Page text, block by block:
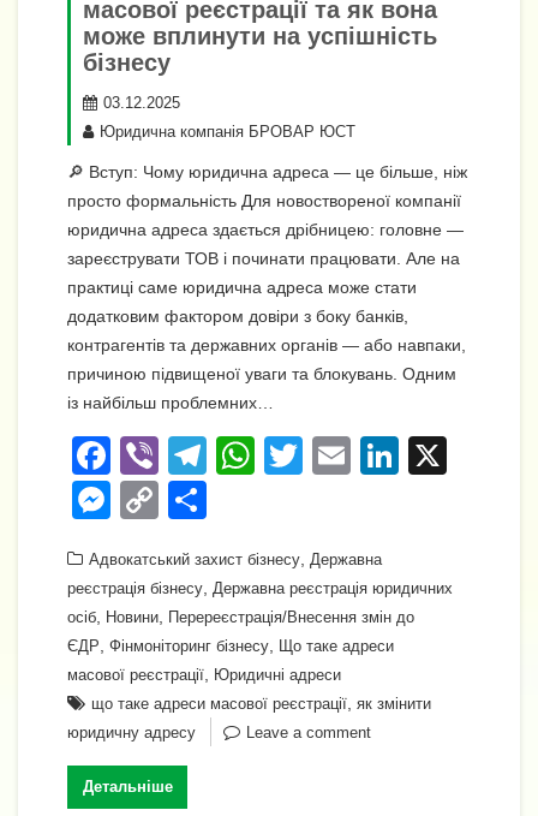
масової реєстрації та як вона
може вплинути на успішність
бізнесу
03.12.2025
Юридична компанія БРОВАР ЮСТ
🔎 Вступ: Чому юридична адреса — це більше, ніж
просто формальність Для новоствореної компанії
юридична адреса здається дрібницею: головне —
зареєструвати ТОВ і починати працювати. Але на
практиці саме юридична адреса може стати
додатковим фактором довіри з боку банків,
контрагентів та державних органів — або навпаки,
причиною підвищеної уваги та блокувань. Одним
із найбільш проблемних…
F
a
c
e
b
o
o
k
Vi
b
er
T
gr
a
m
W
s
A
p
p
T
er
E
Li
dI
M
ss
e
n
g
er
C
p
y
Li
n
k
ді
л
и
т
и
Адвокатський захист бізнесу, Державна
реєстрація бізнесу, Державна реєстрація юридичних
осіб, Новини, Перереєстрація/Внесення змін до
ЄДР, Фінмоніторинг бізнесу, Що таке адреси
масової реєстрації, Юридичні адреси
що таке адреси масової реєстрації, як змінити
юридичну адресу
Leave a comment
Детальніше